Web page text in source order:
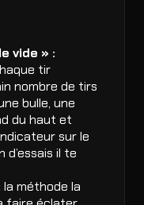
vide » :
tir
nombre de tirs
bulle, une
du haut et
sur le
il te
la méthode la